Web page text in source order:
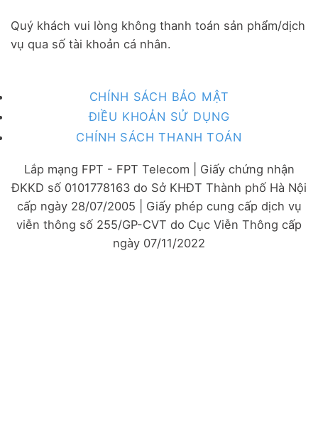
Quý khách vui lòng không thanh toán sản phẩm/dịch
vụ qua số tài khoản cá nhân.
CHÍNH SÁCH BẢO MẬT
ĐIỀU KHOẢN SỬ DỤNG
CHÍNH SÁCH THANH TOÁN
Lắp mạng FPT - FPT Telecom | Giấy chứng nhận
ĐKKD số 0101778163 do Sở KHĐT Thành phố Hà Nội
cấp ngày 28/07/2005 | Giấy phép cung cấp dịch vụ
viễn thông số 255/GP-CVT do Cục Viễn Thông cấp
ngày 07/11/2022